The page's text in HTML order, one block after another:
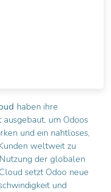
haben ihre
um Odoos
und ein nahtloses,
weltweit zu
der globalen
setzt Odoo neue
und